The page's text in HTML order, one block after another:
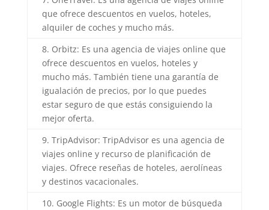
que ofrece descuentos en vuelos, hoteles,
alquiler de coches y mucho más.
8. Orbitz: Es una agencia de viajes online que
ofrece descuentos en vuelos, hoteles y
mucho más. También tiene una garantía de
igualación de precios, por lo que puedes
estar seguro de que estás consiguiendo la
mejor oferta.
9. TripAdvisor: TripAdvisor es una agencia de
viajes online y recurso de planificación de
viajes. Ofrece reseñas de hoteles, aerolíneas
y destinos vacacionales.
10. Google Flights: Es un motor de búsqueda